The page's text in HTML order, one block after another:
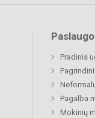
Pradinis
Pagalba
Mokinių